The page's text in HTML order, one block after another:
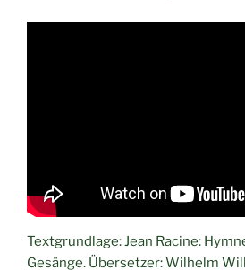
Textgrundlage: Jean Racine:
Gesänge. Übersetzer: Wilhelm